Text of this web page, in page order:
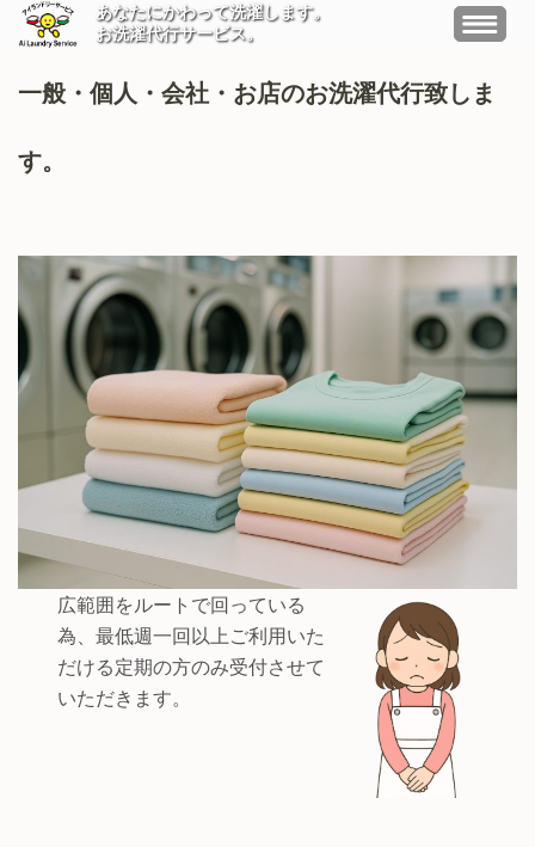
(Enter
アイランドリーサービス
大阪の洗濯代行サービスです。真心こめて洗濯中！
あなたにかわって洗濯します。
お洗濯代行サービス。
一般・個人・会社・お店のお洗濯代行致しま
す。
広範囲をルートで回っている
為、最低週一回以上ご利用いた
だける定期の方のみ受付させて
いただきます。